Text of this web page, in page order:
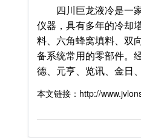
四川巨龙液冷是一家
仪器，具有多年的冷却
料、六角蜂窝填料、双
备系统常用的零部件。
德、元亨、览讯、金日
本文链接：http://